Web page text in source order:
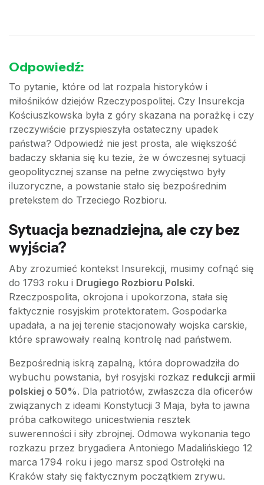
Odpowiedź:
To pytanie, które od lat rozpala historyków i
miłośników dziejów Rzeczypospolitej. Czy Insurekcja
Kościuszkowska była z góry skazana na porażkę i czy
rzeczywiście przyspieszyła ostateczny upadek
państwa? Odpowiedź nie jest prosta, ale większość
badaczy skłania się ku tezie, że w ówczesnej sytuacji
geopolitycznej szanse na pełne zwycięstwo były
iluzoryczne, a powstanie stało się bezpośrednim
pretekstem do Trzeciego Rozbioru.
Sytuacja beznadziejna, ale czy bez
wyjścia?
Aby zrozumieć kontekst Insurekcji, musimy cofnąć się
do 1793 roku i Drugiego Rozbioru Polski.
Rzeczpospolita, okrojona i upokorzona, stała się
faktycznie rosyjskim protektoratem. Gospodarka
upadała, a na jej terenie stacjonowały wojska carskie,
które sprawowały realną kontrolę nad państwem.
Bezpośrednią iskrą zapalną, która doprowadziła do
wybuchu powstania, był rosyjski rozkaz redukcji armii
polskiej o 50%. Dla patriotów, zwłaszcza dla oficerów
związanych z ideami Konstytucji 3 Maja, była to jawna
próba całkowitego unicestwienia resztek
suwerenności i siły zbrojnej. Odmowa wykonania tego
rozkazu przez brygadiera Antoniego Madalińskiego 12
marca 1794 roku i jego marsz spod Ostrołęki na
Kraków stały się faktycznym początkiem zrywu.